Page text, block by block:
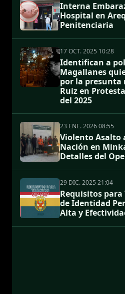
Interna
Hospital en
Penitenciaria
17 OCT. 2025 10:28
Identifican a
Magallanes
por la presunta
Ruiz en
del 2025
23 ENE. 2026 08:55
Violento Asalto
Nación en
Detalles del
29 DIC. 2025 21:04
Requisitos
de Identidad
Alta y